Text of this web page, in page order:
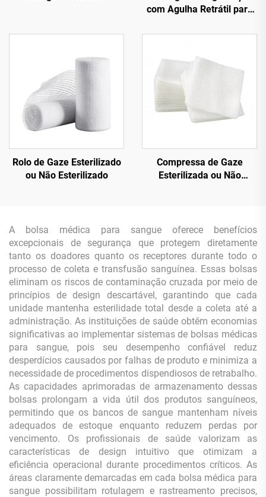
com Agulha Retrátil para
Rolo de Gaze Esterilizado
ou Não Esterilizado
Compressa de Gaze
Esterilizada ou Não
A bolsa médica para sangue oferece benefícios
excepcionais de segurança que protegem diretamente
tanto os doadores quanto os receptores durante todo o
processo de coleta e transfusão sanguínea. Essas bolsas
eliminam os riscos de contaminação cruzada por meio de
princípios de design descartável, garantindo que cada
unidade mantenha esterilidade total desde a coleta até a
administração. As instituições de saúde obtêm economias
significativas ao implementar sistemas de bolsas médicas
para sangue, pois seu desempenho confiável reduz
desperdícios causados por falhas de produto e minimiza a
necessidade de procedimentos dispendiosos de retrabalho.
As capacidades aprimoradas de armazenamento dessas
bolsas prolongam a vida útil dos produtos sanguíneos,
permitindo que os bancos de sangue mantenham níveis
adequados de estoque enquanto reduzem perdas por
vencimento. Os profissionais de saúde valorizam as
características de design intuitivo que otimizam a
eficiência operacional durante procedimentos críticos. As
áreas claramente demarcadas em cada bolsa médica para
sangue possibilitam rotulagem e rastreamento precisos,